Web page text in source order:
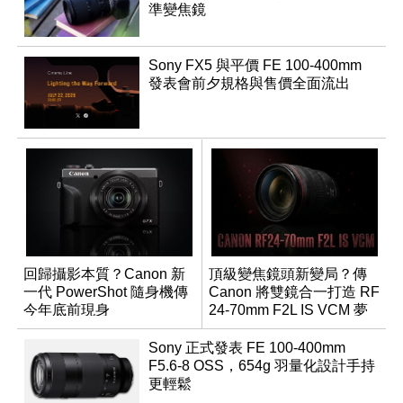
準變焦鏡
Sony FX5 與平價 FE 100-400mm
發表會前夕規格與售價全面流出
回歸攝影本質？Canon 新
一代 PowerShot 隨身機傳
今年底前現身
頂級變焦鏡頭新變局？傳
Canon 將雙鏡合一打造 RF
24-70mm F2L IS VCM 夢
幻規格
Sony 正式發表 FE 100-400mm
F5.6-8 OSS，654g 羽量化設計手持
更輕鬆